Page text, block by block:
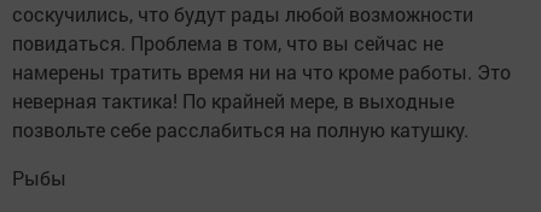
соскучились, что будут рады любой возможности
повидаться. Проблема в том, что вы сейчас не
намерены тратить время ни на что кроме работы. Это
неверная тактика! По крайней мере, в выходные
позвольте себе расслабиться на полную катушку.
Рыбы